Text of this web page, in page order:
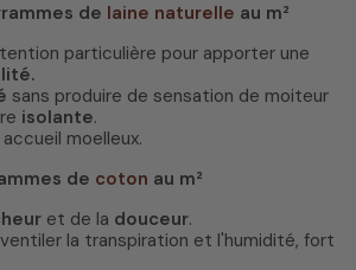
de laine naturelle au m²
particulière pour apporter une
sans produire de sensation de moiteur
isolante.
moelleux.
de coton au m²
et de la douceur.
la transpiration et l'humidité, fort